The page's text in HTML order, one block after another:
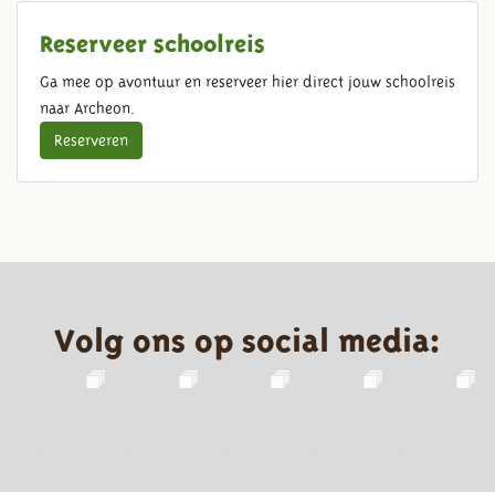
Reserveer schoolreis
Ga mee op avontuur en reserveer hier direct jouw schoolreis
naar Archeon.
Reserveren
Volg ons op social media: